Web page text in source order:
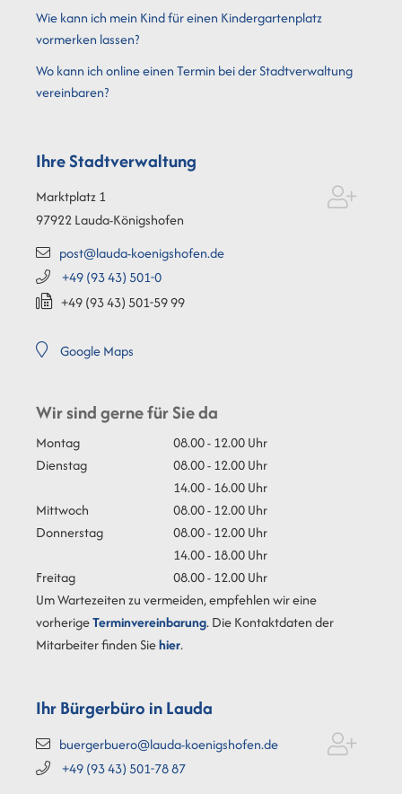
Wie kann ich mein Kind für einen Kindergartenplatz
vormerken lassen?
Wo kann ich online einen Termin bei der Stadtverwaltung
vereinbaren?
Ihre Stadtverwaltung
Marktplatz 1
97922Lauda-Königshofen
post@lauda-koenigshofen.de
+49 (9343) 501-0
+49 (9343) 501-5999
Google Maps
Wir sind gerne für Sie da
Montag
08.00 - 12.00 Uhr
Dienstag
08.00 - 12.00 Uhr
14.00 - 16.00 Uhr
Mittwoch
08.00 - 12.00 Uhr
Donnerstag
08.00 - 12.00 Uhr
14.00 - 18.00 Uhr
Freitag
08.00 - 12.00 Uhr
Um Wartezeiten zu vermeiden, empfehlen wir eine
vorherigeTerminvereinbarung. Die Kontaktdaten der
Mitarbeiter finden Siehier.
Ihr Bürgerbüro in Lauda
buergerbuero@lauda-koenigshofen.de
+49 (9343) 501-7887